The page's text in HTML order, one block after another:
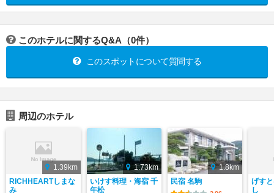
このホテルに関するQ&A（0件）
このスポットについて質問する
周辺のホテル
1.39km
RICHHEARTしまな
み
1.73km
いけす料理・海宿 千
年松
1.8km
民宿 名駒
げす
し